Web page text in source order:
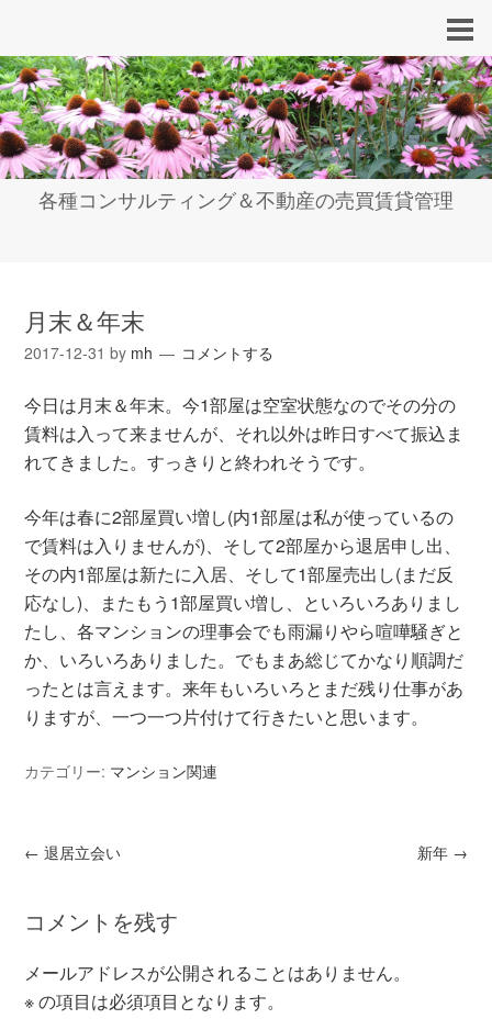
各種コンサルティング＆不動産の売買賃貸管理
月末＆年末
2017-12-31 by mh コメントする
今日は月末＆年末。今1部屋は空室状態なのでその分の
賃料は入って来ませんが、それ以外は昨日すべて振込ま
れてきました。すっきりと終われそうです。
今年は春に2部屋買い増し(内1部屋は私が使っているの
で賃料は入りませんが)、そして2部屋から退居申し出、
その内1部屋は新たに入居、そして1部屋売出し(まだ反
応なし)、またもう1部屋買い増し、といろいろありまし
たし、各マンションの理事会でも雨漏りやら喧嘩騒ぎと
か、いろいろありました。でもまあ総じてかなり順調だ
ったとは言えます。来年もいろいろとまだ残り仕事があ
りますが、一つ一つ片付けて行きたいと思います。
カテゴリー: マンション関連
← 退居立会い 新年 →
コメントを残す
メールアドレスが公開されることはありません。
※の項目は必須項目となります。